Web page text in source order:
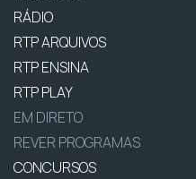
RÁDIO
RTP ARQUIVOS
RTP ENSINA
RTP PLAY
EM DIRETO
REVER PROGRAMAS
CONCURSOS